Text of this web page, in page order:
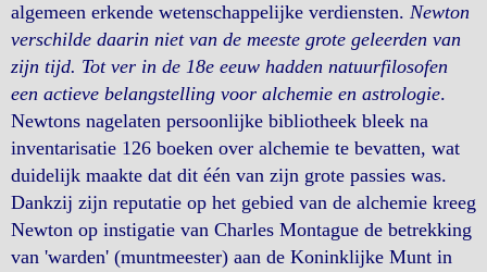
algemeen erkende wetenschappelijke verdiensten. Newton
verschilde daarin niet van de meeste grote geleerden van
zijn tijd. Tot ver in de 18e eeuw hadden natuurfilosofen
een actieve belangstelling voor alchemie en astrologie.
Newtons nagelaten persoonlijke bibliotheek bleek na
inventarisatie 126 boeken over alchemie te bevatten, wat
duidelijk maakte dat dit één van zijn grote passies was.
Dankzij zijn reputatie op het gebied van de alchemie kreeg
Newton op instigatie van Charles Montague de betrekking
van 'warden' (muntmeester) aan de Koninklijke Munt in